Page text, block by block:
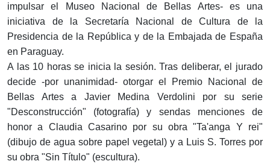
impulsar el Museo Nacional de Bellas Artes- es una
iniciativa de la Secretaría Nacional de Cultura de la
Presidencia de la República y de la Embajada de España
en Paraguay.
A las 10 horas se inicia la sesión. Tras deliberar, el jurado
decide -por unanimidad- otorgar el Premio Nacional de
Bellas Artes a Javier Medina Verdolini por su serie
"Desconstrucción" (fotografía) y sendas menciones de
honor a Claudia Casarino por su obra "Ta'anga Y rei"
(dibujo de agua sobre papel vegetal) y a Luis S. Torres por
su obra "Sin Título" (escultura).